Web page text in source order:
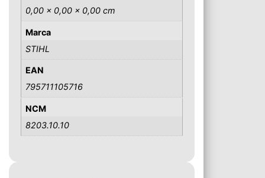
0,00 × 0,00 × 0,00 cm
Marca
STIHL
EAN
795711105716
NCM
8203.10.10